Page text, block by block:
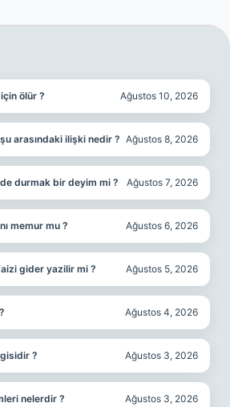
ölür ? Ağustos 10, 2026
arasındaki ilişki nedir ? Ağustos 8, 2026
durmak bir deyim mi ? Ağustos 7, 2026
memur mu ? Ağustos 6, 2026
gider yazilir mi ? Ağustos 5, 2026
Ağustos 4, 2026
? Ağustos 3, 2026
nelerdir ? Ağustos 3, 2026